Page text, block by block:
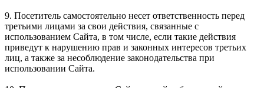
9. Посетитель самостоятельно несет ответственность перед
третьими лицами за свои действия, связанные с
использованием Сайта, в том числе, если такие действия
приведут к нарушению прав и законных интересов третьих
лиц, а также за несоблюдение законодательства при
использовании Сайта.